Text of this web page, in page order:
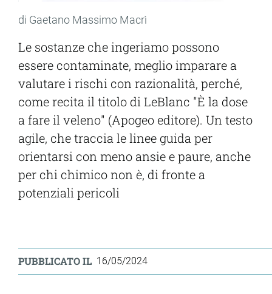
di Gaetano Massimo Macrì
Le sostanze che ingeriamo possono
essere contaminate, meglio imparare a
valutare i rischi con razionalità, perché,
come recita il titolo di LeBlanc "È la dose
a fare il veleno" (Apogeo editore). Un testo
agile, che traccia le linee guida per
orientarsi con meno ansie e paure, anche
per chi chimico non è, di fronte a
potenziali pericoli
PUBBLICATO IL 16/05/2024